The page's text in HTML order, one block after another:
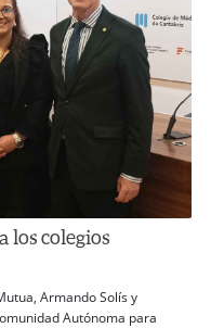
los colegios
Armando Solís y
Autónoma para